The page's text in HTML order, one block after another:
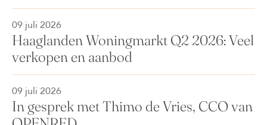
09 juli 2026
Haaglanden Woningmarkt Q2 2026: Veel
verkopen en aanbod
09 juli 2026
In gesprek met Thimo de Vries, CCO van